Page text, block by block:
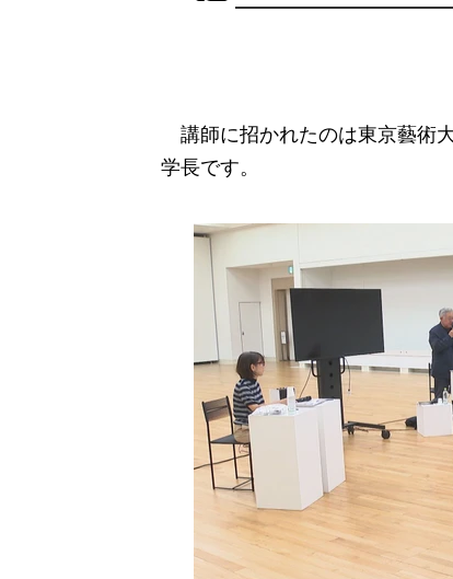
講師に招かれたのは東京藝術
学長です。